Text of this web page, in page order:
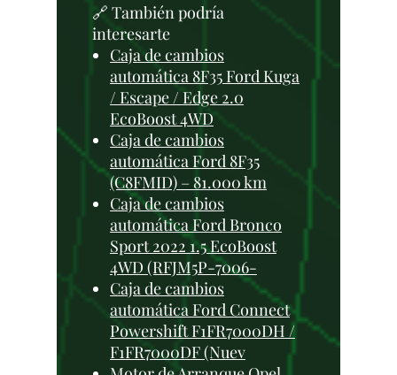
🔗 También podría
interesarte
Caja de cambios
automática 8F35 Ford Kuga
/ Escape / Edge 2.0
EcoBoost 4WD
Caja de cambios
automática Ford 8F35
(C8FMID) – 81.000 km
Caja de cambios
automática Ford Bronco
Sport 2022 1.5 EcoBoost
4WD (RFJM5P-7006-
Caja de cambios
automática Ford Connect
Powershift F1FR7000DH /
F1FR7000DF (Nuev